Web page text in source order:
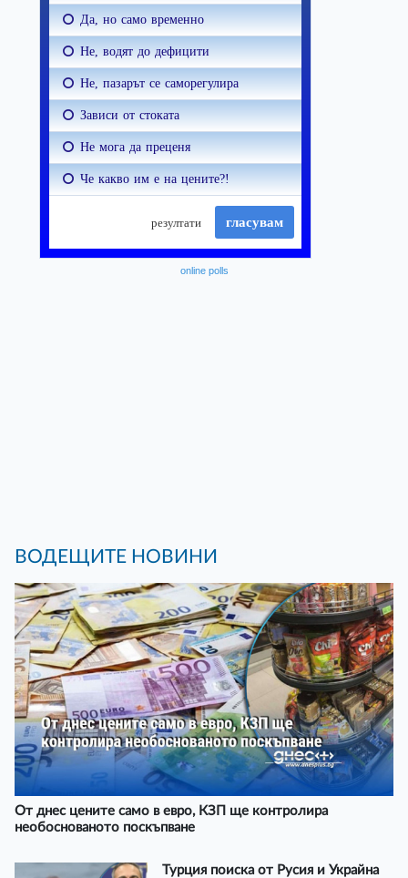
online polls
ВОДЕЩИТЕ НОВИНИ
От днес цените само в евро, КЗП ще контролира
необоснованото поскъпване
Турция поиска от Русия и Украйна